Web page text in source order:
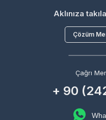
Aklınıza
Çözüm
Çağrı
+ 90